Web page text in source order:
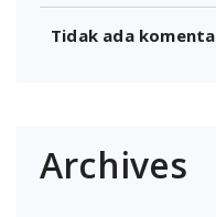
Tidak ada
Archives